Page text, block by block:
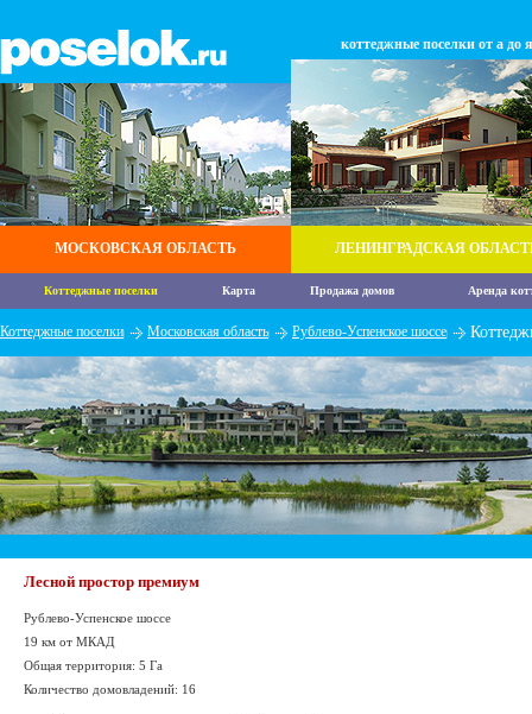
МОСКОВСКАЯ ОБЛАСТЬ
коттеджные поселки от а до я
ЛЕНИНГРАДСКАЯ
Коттеджные поселки Карта Продажа домов Аренда
Коттеджные поселки Московская область Рублево-Успенское шоссе
Лесной простор премиум
Рублево-Успенское шоссе
19 км от МКАД
Общая территория: 5 Га
Количество домовладений: 16